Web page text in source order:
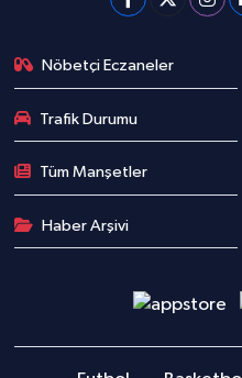
Nöbetçi Eczaneler
Trafik Durumu
Tüm Manşetler
Haber Arşivi